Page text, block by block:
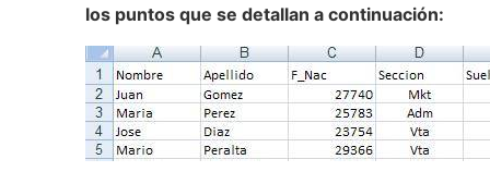
los puntos que se detallan a continuación: